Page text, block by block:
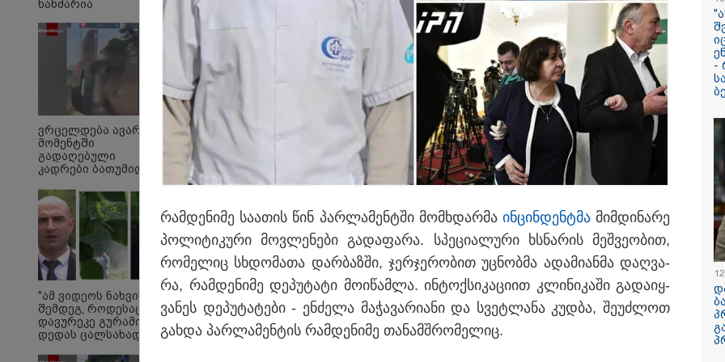
კრიშტიანუ რონალდუ და ჯორჯინა როდრიგესი ამ
შაბათ-კვირას დაქორწინდებიან. წყვილმა
განსაკუთრებული დღის აღსანიშნავად რონალდუს
მშობლიური კუნძული, მადეირა აირჩია
"ვესაუბრე
მიდასტურებს,
იმყოფებოდა
თავად იღებდა
საყურადღებოა
დადიანიძის
ადვოკატი
დეტალებით
რატომ ჩაბნელდა
საქართველო
გველოდება თუ
ზამთარში
"პრობლემის
დაახლოებით
დასჭირდება"
სპა, აუზები,
ხედები -
კუნძულ
რონალდუ და
ხანძარია
ვრცელდება ავარიის
მომენტში
გადაღებული
კადრები ბათუმიდან -
ყოჩაღ "მარშრუტკის"
მძღოლს"
"ამ ვიდეოს ნახვის
შემდეგ, როდესაც
დავურეკე გურამის
დედას ცალსახად
რამ­დე­ნი­მე სა­ა­თის წინ პარ­ლა­მენ­ტში მომ­ხდარ­მა ინ­ცინ­დენ­ტმამიმ­დი­ნა­რე
პო­ლი­ტი­კუ­რი მოვ­ლე­ნე­ბი გა­და­ფა­რა. სპე­ცი­ა­ლუ­რი ხსნა­რის მეშ­ვე­ო­ბით,
რო­მე­ლიც სხდო­მა­თა დარ­ბაზ­ში, ჯერ­ჯე­რო­ბით უც­ნობ­მა ადა­მი­ან­მა დაღ­ვა­
რა, რამ­დე­ნი­მე დე­პუ­ტა­ტი მო­ი­წამ­ლა. ინ­ტოქ­სი­კა­ცი­ით კლი­ნი­კა­ში გა­და­იყ­
ვა­ნეს დე­პუ­ტა­ტე­ბი - ენ­ძე­ლა მა­ჭა­ვა­რი­ა­ნი და სვეტ­ლა­ნა კუდ­ბა, შე­უძ­ლოთ
გახ­და პარ­ლა­მენ­ტის რამ­დე­ნი­მე თა­ნამ­შრო­მე­ლიც.
-